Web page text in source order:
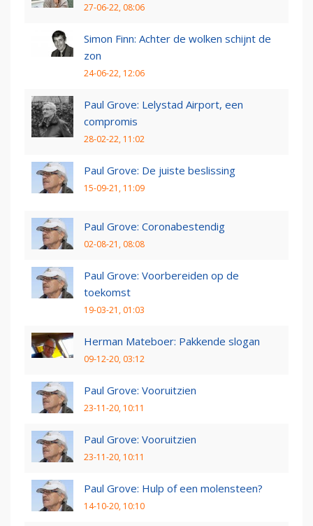
27-06-22, 08:06
Simon Finn: Achter de wolken schijnt de
zon
24-06-22, 12:06
Paul Grove: Lelystad Airport, een
compromis
28-02-22, 11:02
Paul Grove: De juiste beslissing
15-09-21, 11:09
Paul Grove: Coronabestendig
02-08-21, 08:08
Paul Grove: Voorbereiden op de
toekomst
19-03-21, 01:03
Herman Mateboer: Pakkende slogan
09-12-20, 03:12
Paul Grove: Vooruitzien
23-11-20, 10:11
Paul Grove: Vooruitzien
23-11-20, 10:11
Paul Grove: Hulp of een molensteen?
14-10-20, 10:10